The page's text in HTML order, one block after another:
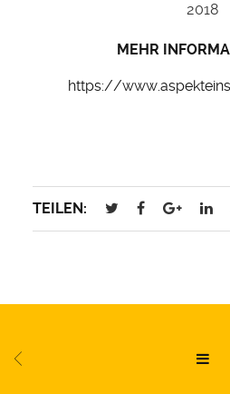
2018
MEHR
https://
TEILEN: